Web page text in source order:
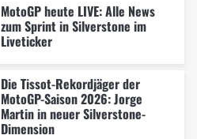
MotoGP heute LIVE: Alle News
zum Sprint in Silverstone im
Liveticker
Die Tissot-Rekordjäger der
MotoGP-Saison 2026: Jorge
Martin in neuer Silverstone-
Dimension